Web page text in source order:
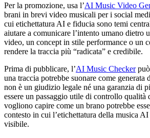
Per la promozione, usa l’AI Music Video
brani in brevi video musicali per i social
cui etichettatura AI e fiducia sono temi
aiutare a comunicare l’intento umano dietro
video, un concept in stile performance o un
rendere la traccia più “radicata” e credibile.
Prima di pubblicare, l’AI Music Checkerpuò
una traccia potrebbe suonare come
non è un giudizio legale né una garanzia di
essere un passaggio utile di controllo qualità
vogliono capire come un brano potrebbe
contesto in cui l’etichettatura della musica
visibile.